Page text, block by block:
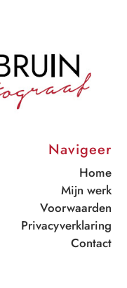
Navigeer
Home
Mijn werk
Voorwaarden
Privacyverklaring
Contact